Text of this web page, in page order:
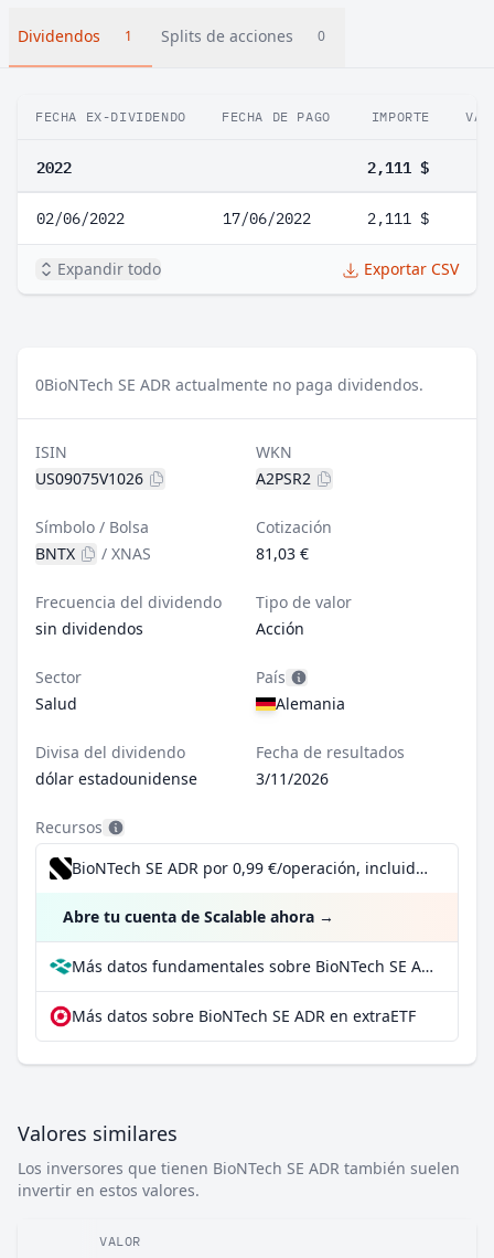
Dividendos 1 Splits de acciones 0
FECHA EX-DIVIDENDO FECHA DE PAGO IMPORTE
2022 2,111 $
02/06/2022 17/06/2022 2,111 $
Expandir todo Exportar CSV
0BioNTech SE ADR actualmente no paga dividendos.
ISIN
US09075V1026
WKN
A2PSR2
Símbolo / Bolsa
BNTX
/ XNAS
Cotización
81,03 €
Frecuencia del dividendo
sin dividendos
Tipo de valor
Acción
Sector
Salud
País
Alemania
Divisa del dividendo
dólar estadounidense
Fecha de resultados
3/11/2026
Recursos
BioNTech SE ADR por 0,99 €/operación, incluido el Dividend Reinvestment Plan
Abre tu cuenta de Scalable ahora →
Más datos fundamentales sobre BioNTech SE ADR en Parqet
Más datos sobre BioNTech SE ADR en extraETF
Valores similares
Los inversores que tienen BioNTech SE ADR también suelen
invertir en estos valores.
VALOR